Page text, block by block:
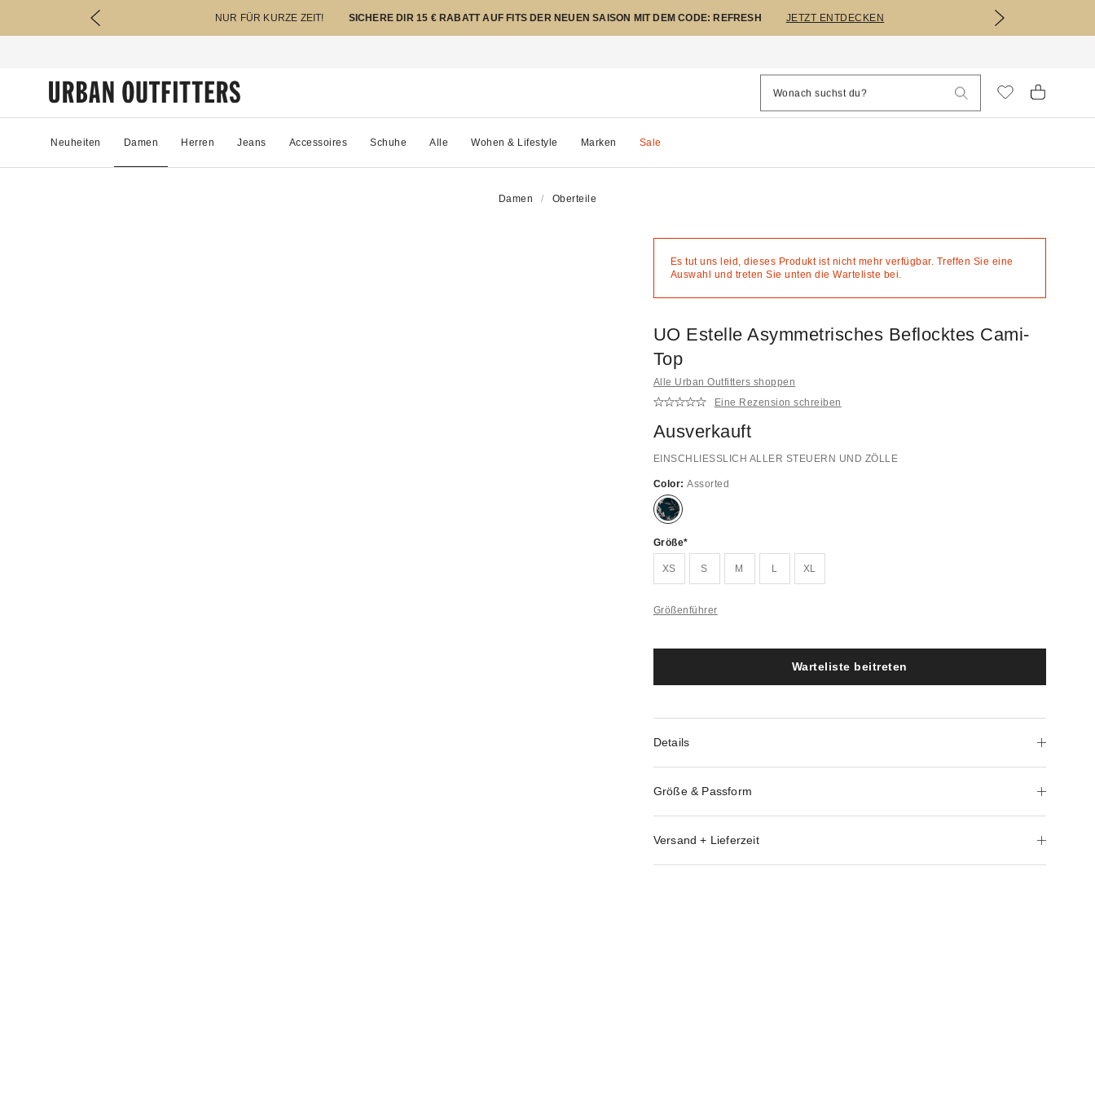
NUR FÜR KURZE ZEIT! SICHERE DIR 15 € RABATT AUF FITS DER NEUEN SAISON MIT DEM CODE: REFRESH JETZT ENTDECKEN
Neuheiten Damen Herren Jeans Accessoires Schuhe Alle Wohen & Lifestyle Marken Sale
Damen Oberteile
Es tut uns leid, dieses Produkt ist nicht mehr verfügbar. Treffen Sie eine
Auswahl und treten Sie unten die Warteliste bei.
UO Estelle Asymmetrisches Beflocktes Cami-
Top
Alle Urban Outfitters shoppen
Eine Rezension schreiben
Ausverkauft
EINSCHLIESSLICH ALLER STEUERN UND ZÖLLE
Color:Assorted
Ausverkauft!
Größe
XS S M L XL
Größenführer
Warteliste beitreten
Details
Größe & Passform
Versand + Lieferzeit